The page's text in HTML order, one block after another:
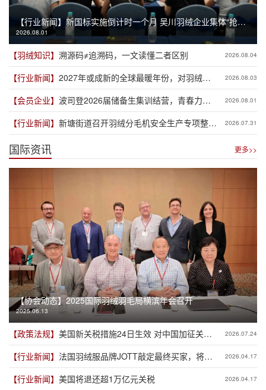
【行业新闻】新国标实施倒计时一个月 吴川羽绒企业集体“抢跑”
新规
2026.08.01
【羽绒知识】 溯源码≠追溯码，一文读懂二者区别 2026.08.04
【行业新闻】 2027年或成新的全球最暖年份，对羽绒产
业有何影响？
2026.08.03
【会员企业】 波司登2026届储备生集训结营，青春力量
赋能品牌新程
2026.08.01
【行业新闻】 新塘街道召开羽绒分毛机安全生产专项整治
推进会
2026.07.31
国际资讯 更多>>
【协会动态】2025国际羽绒羽毛局横滨年会召开
2025.06.13
【政策法规】 美国新关税措施24日生效 对中国加征关税
税率12.5%
2026.07.24
【行业新闻】 法国羽绒服品牌JOTT敲定最终买家，将保
留70％法国员工
2026.04.17
【行业新闻】 美国将退还超1万亿元关税 2026.04.17